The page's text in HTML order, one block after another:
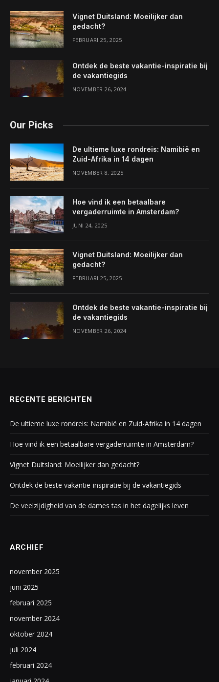
Vignet Duitsland: Moeilijker dan
gedacht?
FEBRUARI 25, 2025
Ontdek de beste vakantie-inspiratie bij
de vakantiegids
NOVEMBER 26, 2024
Our Picks
De ultieme luxe rondreis: Namibië en
Zuid-Afrika in 14 dagen
NOVEMBER 8, 2025
Hoe vind ik een betaalbare
vergaderruimte in Amsterdam?
JUNI 24, 2025
Vignet Duitsland: Moeilijker dan
gedacht?
FEBRUARI 25, 2025
Ontdek de beste vakantie-inspiratie bij
de vakantiegids
NOVEMBER 26, 2024
RECENTE BERICHTEN
De ultieme luxe rondreis: Namibië en Zuid-Afrika in 14 dagen
Hoe vind ik een betaalbare vergaderruimte in Amsterdam?
Vignet Duitsland: Moeilijker dan gedacht?
Ontdek de beste vakantie-inspiratie bij de vakantiegids
De veelzijdigheid van de dames tas in het dagelijks leven
ARCHIEF
november 2025
juni 2025
februari 2025
november 2024
oktober 2024
juli 2024
februari 2024